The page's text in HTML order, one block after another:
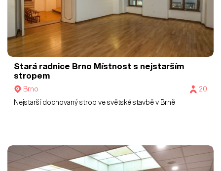
Stará radnice Brno Místnost s nejstarším
stropem
Brno
20
Nejstarší dochovaný strop ve světské stavbě v Brně